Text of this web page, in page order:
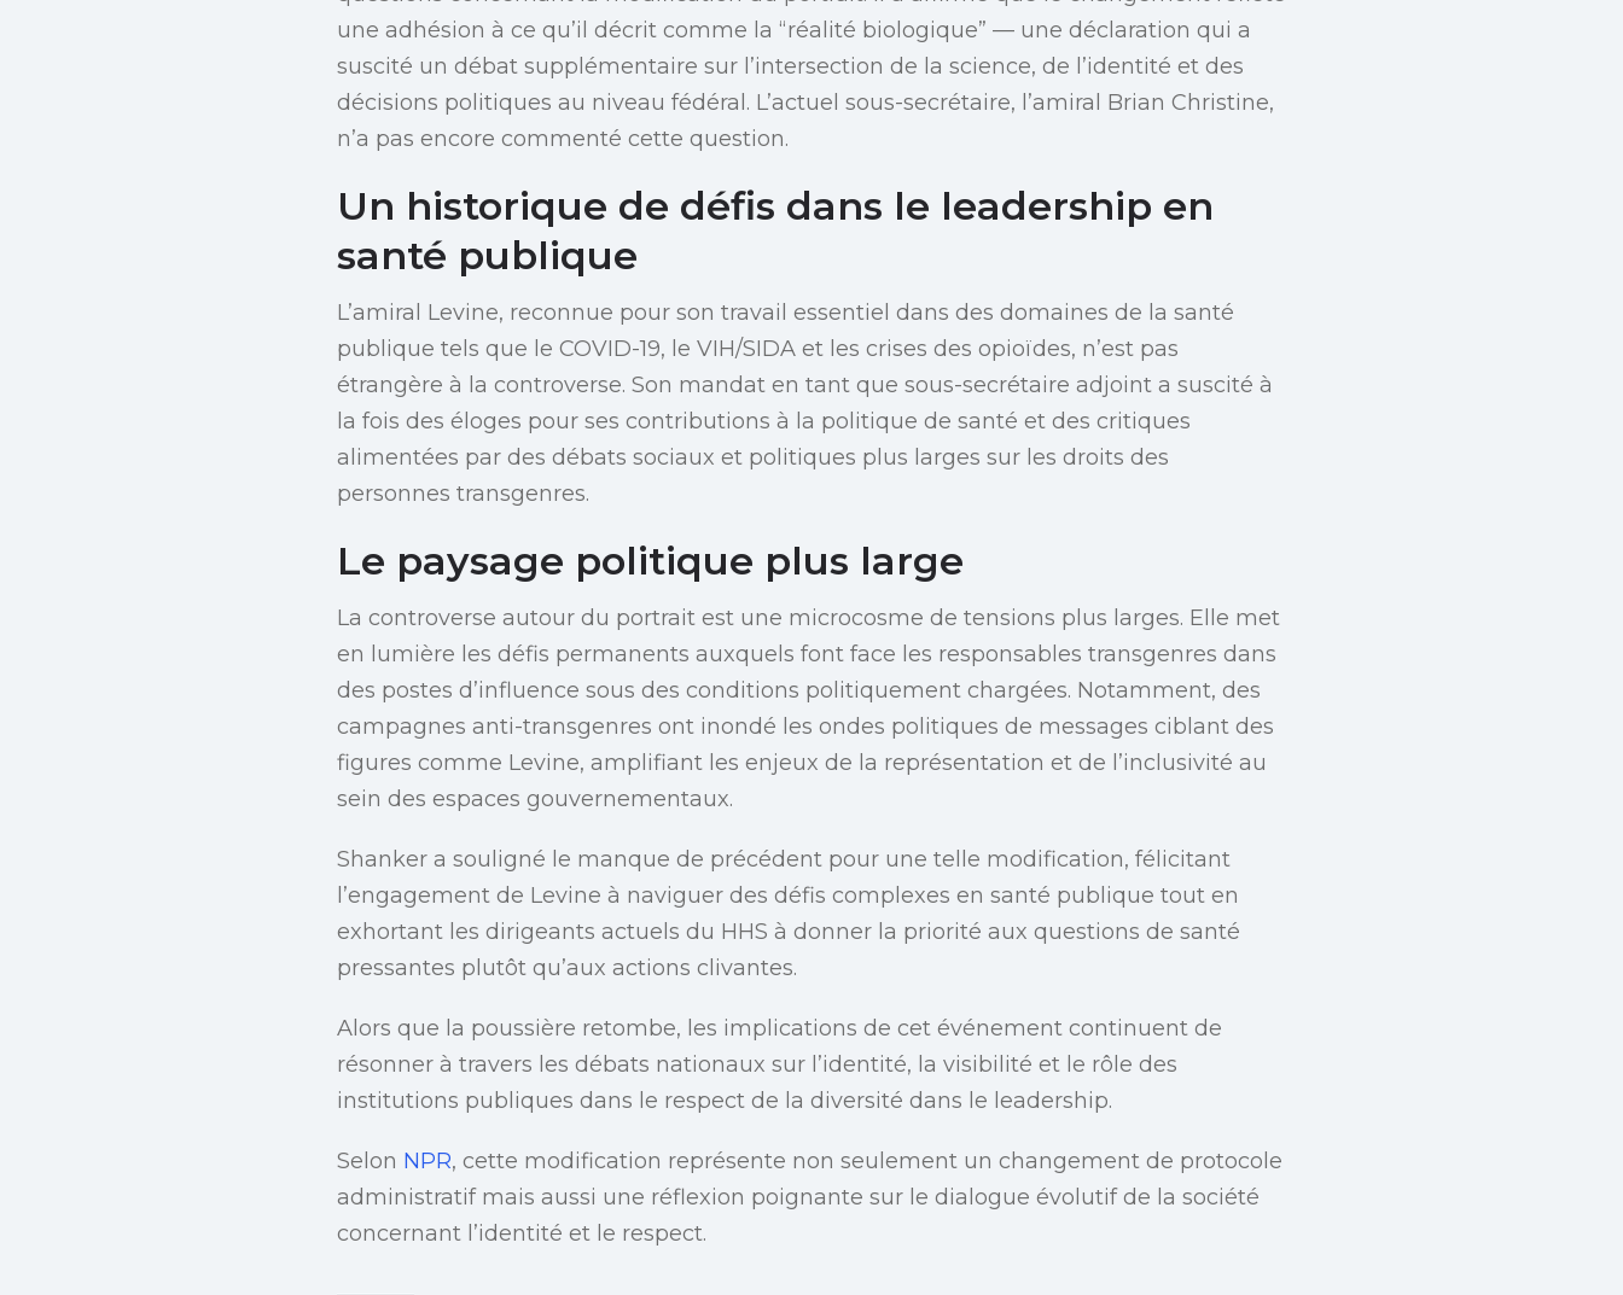
une adhésion à ce qu’il décrit comme la “réalité biologique” — une déclaration qui a
suscité un débat supplémentaire sur l’intersection de la science, de l’identité et des
décisions politiques au niveau fédéral. L’actuel sous-secrétaire, l’amiral Brian Christine,
n’a pas encore commenté cette question.
Un historique de défis dans le leadership en
santé publique
L’amiral Levine, reconnue pour son travail essentiel dans des domaines de la santé
publique tels que le COVID-19, le VIH/SIDA et les crises des opioïdes, n’est pas
étrangère à la controverse. Son mandat en tant que sous-secrétaire adjoint a suscité à
la fois des éloges pour ses contributions à la politique de santé et des critiques
alimentées par des débats sociaux et politiques plus larges sur les droits des
personnes transgenres.
Le paysage politique plus large
La controverse autour du portrait est une microcosme de tensions plus larges. Elle met
en lumière les défis permanents auxquels font face les responsables transgenres dans
des postes d’influence sous des conditions politiquement chargées. Notamment, des
campagnes anti-transgenres ont inondé les ondes politiques de messages ciblant des
figures comme Levine, amplifiant les enjeux de la représentation et de l’inclusivité au
sein des espaces gouvernementaux.
Shanker a souligné le manque de précédent pour une telle modification, félicitant
l’engagement de Levine à naviguer des défis complexes en santé publique tout en
exhortant les dirigeants actuels du HHS à donner la priorité aux questions de santé
pressantes plutôt qu’aux actions clivantes.
Alors que la poussière retombe, les implications de cet événement continuent de
résonner à travers les débats nationaux sur l’identité, la visibilité et le rôle des
institutions publiques dans le respect de la diversité dans le leadership.
Selon NPR, cette modification représente non seulement un changement de protocole
administratif mais aussi une réflexion poignante sur le dialogue évolutif de la société
concernant l’identité et le respect.